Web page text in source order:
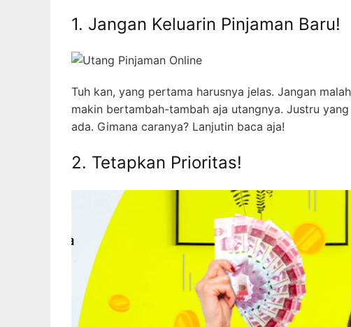
1. Jangan Keluarin Pinjaman Baru!
Tuh kan, yang pertama harusnya jelas. Jangan
makin bertambah-tambah aja utangnya. Justru
ada. Gimana caranya? Lanjutin baca aja!
2. Tetapkan Prioritas!